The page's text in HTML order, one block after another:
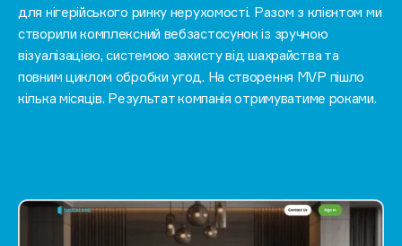
для нігерійського ринку нерухомості. Разом з клієнтом ми
створили комплексний вебзастосунок із зручною
візуалізацією, системою захисту від шахрайства та
повним циклом обробки угод. На створення MVP пішло
кілька місяців. Результат компанія отримуватиме роками.